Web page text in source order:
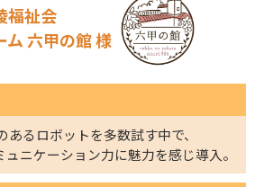
福祉会​
ム 六甲の館 様
るロボットを多数試す中で、
ニケーション力に魅力を感じ導入。